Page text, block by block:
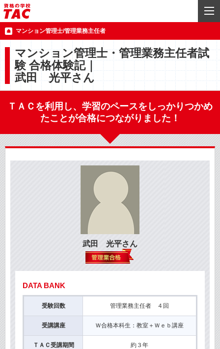
マンション管理士/管理業務主任者
マンション管理士・管理業務主任者試
験 合格体験記｜
武田 光平さん
ＴＡＣを利用し、学習のペースをしっかりつかめ
たことが合格につながりました！
武田 光平さん
DATA BANK
受験回数 管理業務主任者 ４回
受講講座 Ｗ合格本科生：教室＋Ｗｅｂ講座
ＴＡＣ受講期間 約３年